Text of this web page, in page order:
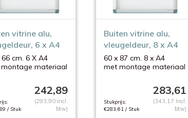
vitrine alu,
6 x A4
cm. 6 X A4
materiaal
242,89
/ Stuk
(293,90 Incl.
btw)
Buiten vitrine alu,
vleugeldeur, 8 x A4
60 x 87 cm. 8 x A4
met montage materiaal
283,61
Stukprijs:
€283,61 / Stuk
(343,17 Incl.
btw)